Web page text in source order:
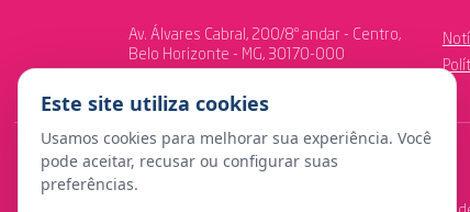
Av. Álvares Cabral, 200/8º andar - Centro,
Belo Horizonte - MG, 30170-000
Este site utiliza cookies
Usamos cookies para melhorar sua experiência. Você
pode aceitar, recusar ou configurar suas
preferências.